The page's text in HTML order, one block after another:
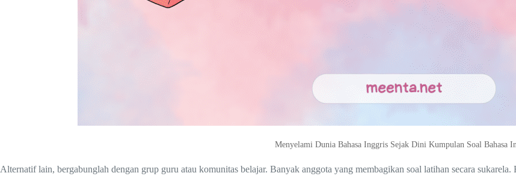
Menyelami Dunia Bahasa Inggris Sejak Dini Kumpulan Soal Bahasa
Alternatif lain, bergabunglah dengan grup guru atau komunitas belajar. Banyak anggota yang membagikan soal latihan secara